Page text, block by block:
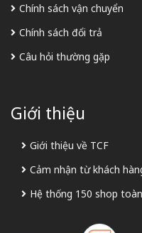
Chính sách vận chuyển
Chính sách đổi trả
Câu hỏi thường gặp
Giới thiệu
Giới thiệu về TCF
Cảm nhận từ khách
Hệ thống 150 shop